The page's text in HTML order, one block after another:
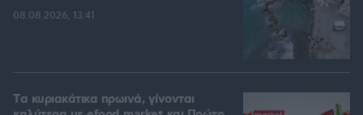
08.08.2026, 13:41
Tα κυριακάτικα πρωινά, γίνονται